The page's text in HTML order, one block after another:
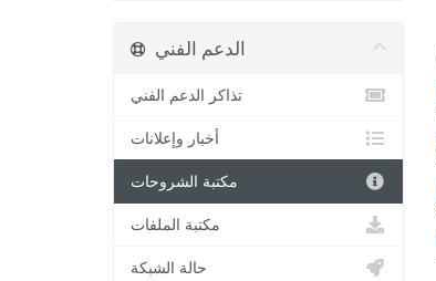
الدعم الفني
تذاكر الدعم الفني
أخبار وإعلانات
مكتبة الشروحات
مكتبة الملفات
حالة الشبكة